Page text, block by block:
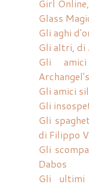
Girl
Glass
Gli aghi
Gli altri, di
Gli
Gli amici
Gli
Gli
di Filippo
Gli
Dabos
Gli ultimi